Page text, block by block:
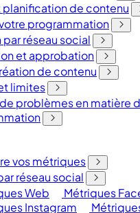
planification de contenu
programmation
réseau social
et approbation
de contenu
limites
problèmes en matière
vos métriques
réseau social
Web
Métriques
Instagram